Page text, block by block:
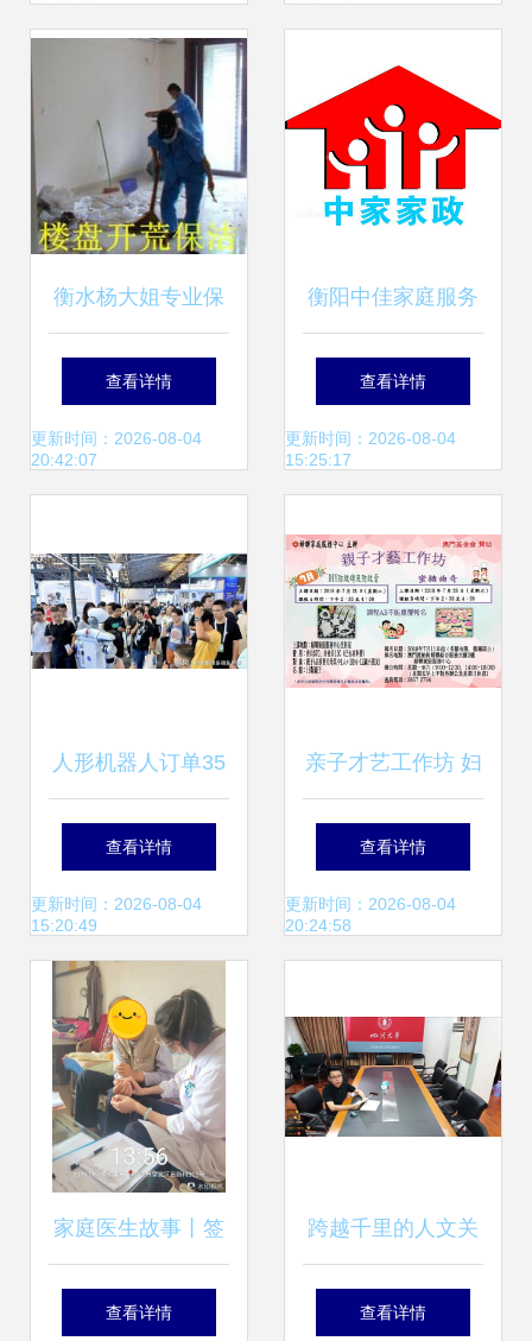
趋势
衡水杨大姐专业保
洁美缝公司 品质家
政，守护家的洁净
查看详情
更新时间：2026-08-04
20:42:07
衡阳中佳家庭服务
专业家政，贴心守
护
查看详情
更新时间：2026-08-04
15:25:17
人形机器人订单35
亿交付不足千台 家
政服务市场的尴尬
生意与买单困境
查看详情
更新时间：2026-08-04
15:20:49
亲子才艺工作坊 妇
联家庭服务中心的
家庭服务新篇章
查看详情
更新时间：2026-08-04
20:24:58
家庭医生故事丨签
约服务，守护家的
查看详情
跨越千里的人文关
怀 香港理工大学与
查看详情